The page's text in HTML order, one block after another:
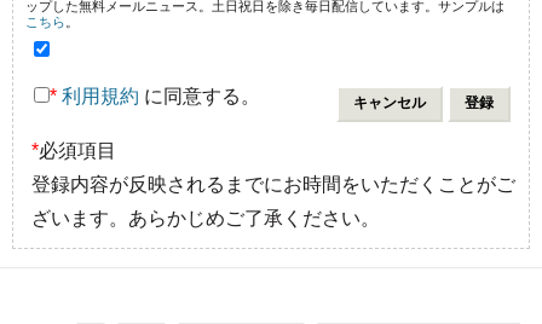
ップした無料メールニュース。土日祝日を除き毎日配信しています。サンプルは
こちら
* 利用規約 に同意する。
*必須項目
登録内容が反映されるまでにお時間をいただくことがご
ざいます。あらかじめご了承ください。